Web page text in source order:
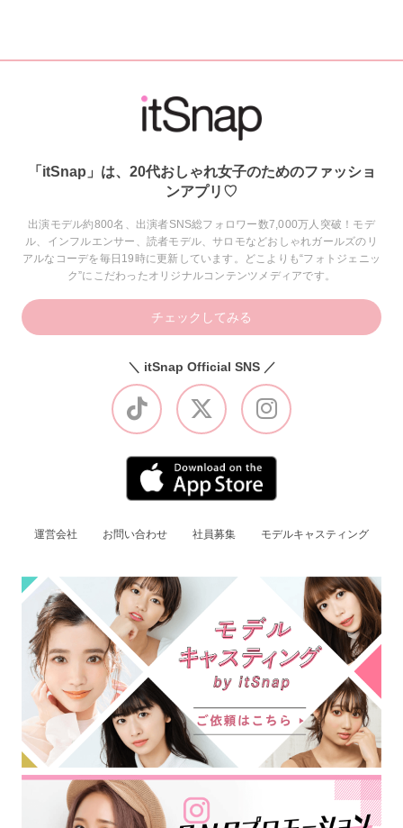
「itSnap」は、20代おしゃれ女子のためのファッショ
ンアプリ♡
出演モデル約800名、出演者SNS総フォロワー数7,000万人突破！モデ
ル、インフルエンサー、読者モデル、サロモなどおしゃれガールズのリ
アルなコーデを毎日19時に更新しています。どこよりも“フォトジェニッ
ク”にこだわったオリジナルコンテンツメディアです。
チェックしてみる
＼ itSnap Official SNS ／
運営会社 お問い合わせ 社員募集 モデルキャスティング